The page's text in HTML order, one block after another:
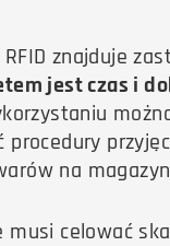
znajduje
jest czas i
procedury
na
musi celować